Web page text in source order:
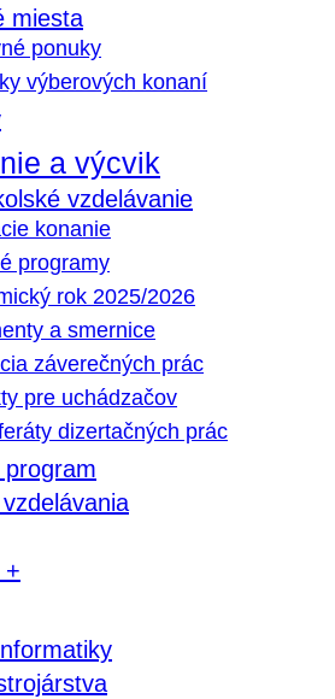
miesta
ponuky
výberových konaní
a výcvik
vzdelávanie
konanie
programy
rok 2025/2026
a smernice
záverečných prác
pre uchádzačov
dizertačných prác
program
+